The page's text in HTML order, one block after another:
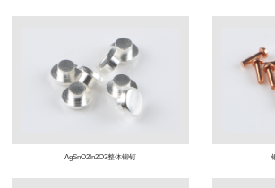
AgSnO2In2O3整体铆钉